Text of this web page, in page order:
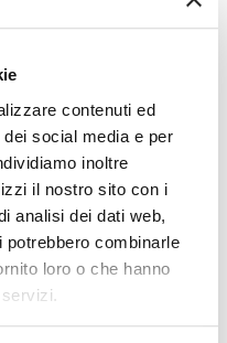
contenuti ed
social media e per
inoltre
il nostro sito con i
analisi dei dati web,
potrebbero combinarle
loro o che hanno
€ 4,02
€ 3,96
€ 3,90